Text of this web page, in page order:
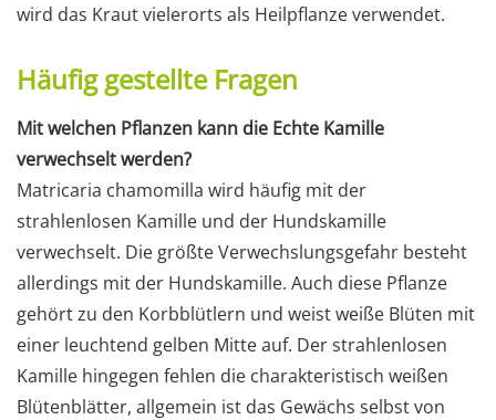
wird das Kraut vielerorts als Heilpflanze verwendet.
Häufig gestellte Fragen
Mit welchen Pflanzen kann die Echte Kamille
verwechselt werden?
Matricaria chamomilla wird häufig mit der
strahlenlosen Kamille und der Hundskamille
verwechselt. Die größte Verwechslungsgefahr besteht
allerdings mit der Hundskamille. Auch diese Pflanze
gehört zu den Korbblütlern und weist weiße Blüten mit
einer leuchtend gelben Mitte auf. Der strahlenlosen
Kamille hingegen fehlen die charakteristisch weißen
Blütenblätter, allgemein ist das Gewächs selbst von